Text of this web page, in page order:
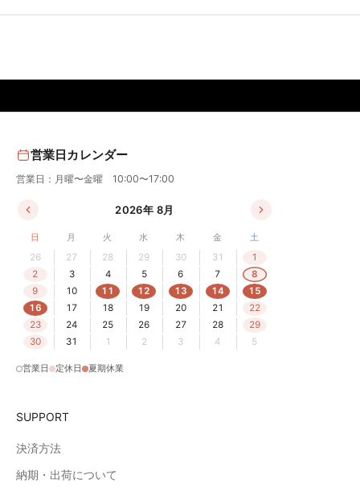
営業日カレンダー
営業日：月曜〜金曜 10:00〜17:00
2026年 8月
日 月 火 水 木 金
土
26
27 28 29 30 31
1
2
3 4 5 6 7
8
9
10 11 12 13 14
15
16
17 18 19 20 21
22
23
24 25 26 27 28
29
30
31 1 2 3 4 5
営業日 定休日 夏期休業
SUPPORT
決済方法
納期・出荷について